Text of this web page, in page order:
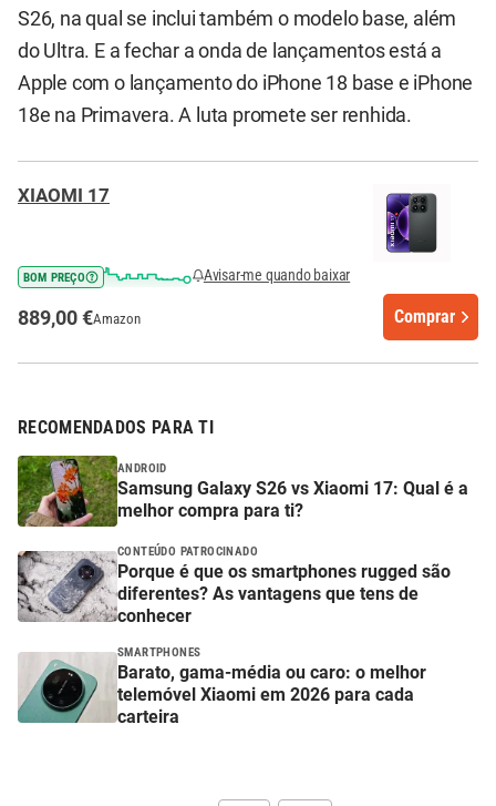
S26, na qual se inclui também o modelo base, além
do Ultra. E a fechar a onda de lançamentos está a
Apple com o lançamento do iPhone 18 base e iPhone
18e na Primavera. A luta promete ser renhida.
XIAOMI 17
BOM PREÇO Avisar-me quando baixar
889,00 €Amazon Comprar
RECOMENDADOS PARA TI
ANDROID
Samsung Galaxy S26 vs Xiaomi 17: Qual é a
melhor compra para ti?
CONTEÚDO PATROCINADO
Porque é que os smartphones rugged são
diferentes? As vantagens que tens de
conhecer
SMARTPHONES
Barato, gama-média ou caro: o melhor
telemóvel Xiaomi em 2026 para cada
carteira